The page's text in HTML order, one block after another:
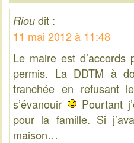
Riou dit :
11 mai 2012 à 11:48
Le maire est
permis. La DDTM à
tranchée en refusant
s’évanouir
Pourtant
pour la famille. Si
maison…